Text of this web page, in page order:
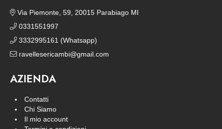
Via Piemonte, 59, 20015 Parabiago MI
0331551997
3332995161 (Whatsapp)
ravellesericambi@gmail.com
AZIENDA
Contatti
Chi Siamo
Il mio account